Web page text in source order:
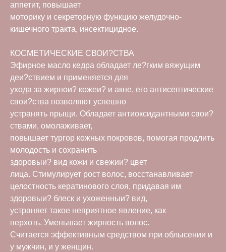
аппетит, повышает
моторику и секреторную функцию желудочно-
кишечного тракта, инсектицидное.
КОСМЕТИЧЕСКИЕ СВОИ?СТВА
Эфирное масло кедра обладает ле?гким вяжущим
деи?ствием и применяется для
ухода за жирнои? кожеи? и акне, его антисептические
свои?ства позволяют успешно
устранять прыщи. Обладает антиоксидантными свои?
ствами, омолаживает,
повышает тургор кожных покровов, помогая продлить
молодость и сохранить
здоровыи? вид кожи и свежии? цвет
лица. Стимулирует рост волос, восстанавливает
целостность кератинового слоя, придавая им
здоровыи? блеск и ухоженныи? вид,
устраняет такое неприятное явление, как
перхоть. Уменьшает жирность волос.
Считается эффективным средством при облысении и
у мужчин, и у женщин.